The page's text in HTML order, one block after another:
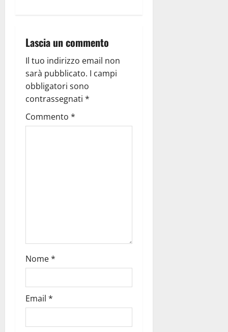
Lascia un commento
Il tuo indirizzo email non
sarà pubblicato. I campi
obbligatori sono
contrassegnati *
Commento *
Nome*
Email *